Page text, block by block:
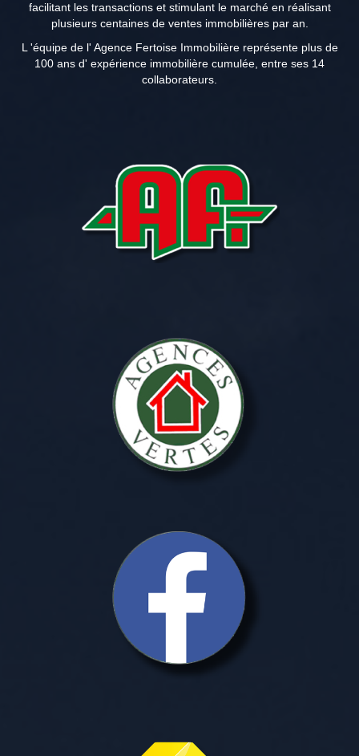
facilitant les transactions et stimulant le marché en réalisant
plusieurs centaines de ventes immobilières par an.
L 'équipe de l' Agence Fertoise Immobilière représente plus de
100 ans d' expérience immobilière cumulée, entre ses 14
collaborateurs.